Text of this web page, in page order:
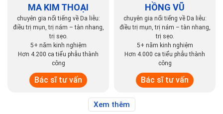
MA KIM THOẠI
chuyên gia nổi tiếng về Da liễu:
điều trị mụn, trị nám – tàn nhang,
trị sẹo.
5+ năm kinh nghiệm
Hơn 4.200 ca tiểu phẫu thành
công
Bác sĩ tư vấn
HỒNG VŨ
chuyên gia nổi tiếng về Da liễu:
điều trị mụn, trị nám – tàn nhang,
trị sẹo.
5+ năm kinh nghiệm
Hơn 4.000 ca tiểu phẫu thành
công
Bác sĩ tư vấn
Xem thêm